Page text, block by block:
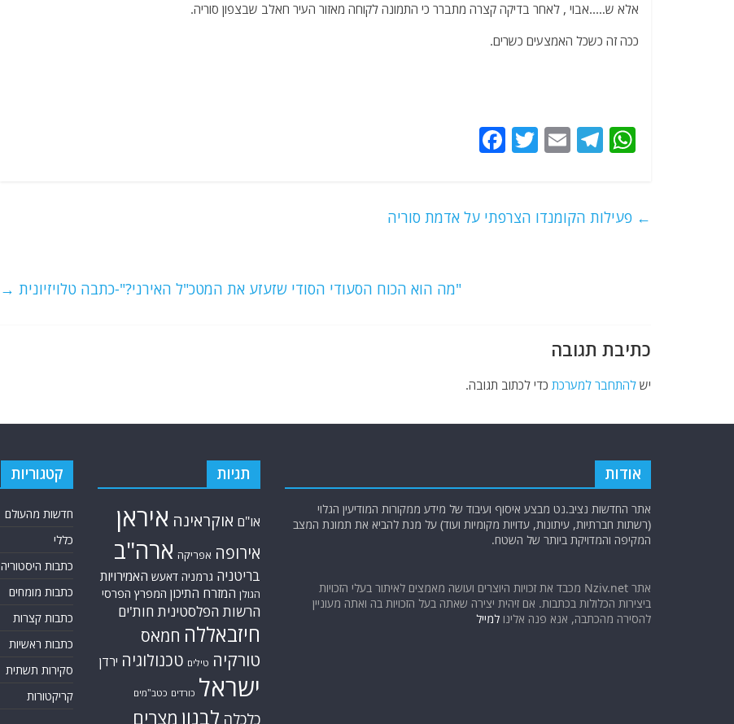
אלא ש…..אבוי , לאחר בדיקה קצרה מתברר כי התמונה לקוחה מאזור העיר חאלב שבצפון סוריה.
ככה זה כשכל האמצעים כשרים.
W
s
T
g
E
l
T
er
e ← פעילות הקומנדו הצרפתי על אדמת סוריה
"מה הוא הכוח הסעודי הסודי שזעזע את המטכ"ל האירני?"-כתבה טלויזיונית →
כתיבת תגובה
יש להתחבר למערכת כדי לכתוב תגובה.
אודות
אתר החדשות נציב.נט מבצע איסוף ועיבוד של מידע ממקורות המודיעין הגלוי
(רשתות חברתיות, עיתונות, עדויות מקומיות ועוד) על מנת להביא את תמונת המצב
המקיפה והמדויקת ביותר של השטח.
אתר Nziv.net מכבד את זכויות היוצרים ועושה מאמצים לאיתור בעלי הזכויות
ביצירות הכלולות בכתבות. אם זיהית יצירה שאתה בעל הזכויות בה ואתה מעוניין
להסירה מהכתבה, אנא פנה אלינו למייל
תגיות
או"ם אוקראינה איראן
אירופה אפריקה ארה"ב
בריטניה גרמניה דאעש האמירויות
הגולן המזרח התיכון המפרץ הפרסי
הרשות הפלסטינית חות'ים
חיזבאללה חמאס
טורקיה טילים טכנולוגיה ירדן
ישראל כורדים כטב"מים
כלכלה לבנון מצרים
קטגוריות
חדשות מהעולם
כללי
כתבות היסטוריה
כתבות מומחים
כתבות קצרות
כתבות ראשיות
סקירות תשתית
קריקטורות